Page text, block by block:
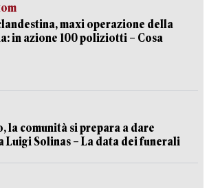
maxi operazione della
in azione 100 poliziotti – Cosa
la comunità si prepara a dare
Luigi Solinas – La data dei funerali